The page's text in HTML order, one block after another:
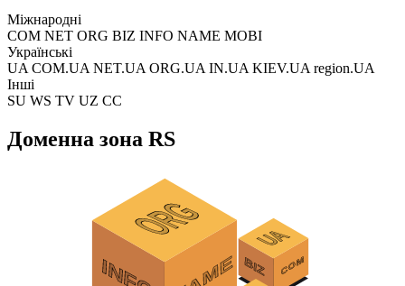
Міжнародні
COM NET ORG BIZ INFO NAME MOBI
Українські
UA COM.UA NET.UA ORG.UA IN.UA KIEV.UA region.UA
Інші
SU WS TV UZ CC
Доменна зона RS